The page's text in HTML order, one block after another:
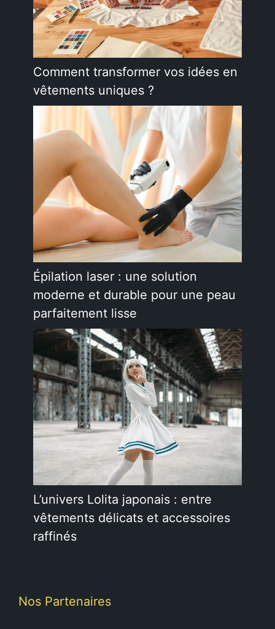
Comment transformer vos idées en
vêtements uniques ?
Épilation laser : une solution
moderne et durable pour une peau
parfaitement lisse
L’univers Lolita japonais : entre
vêtements délicats et accessoires
raffinés
Nos Partenaires